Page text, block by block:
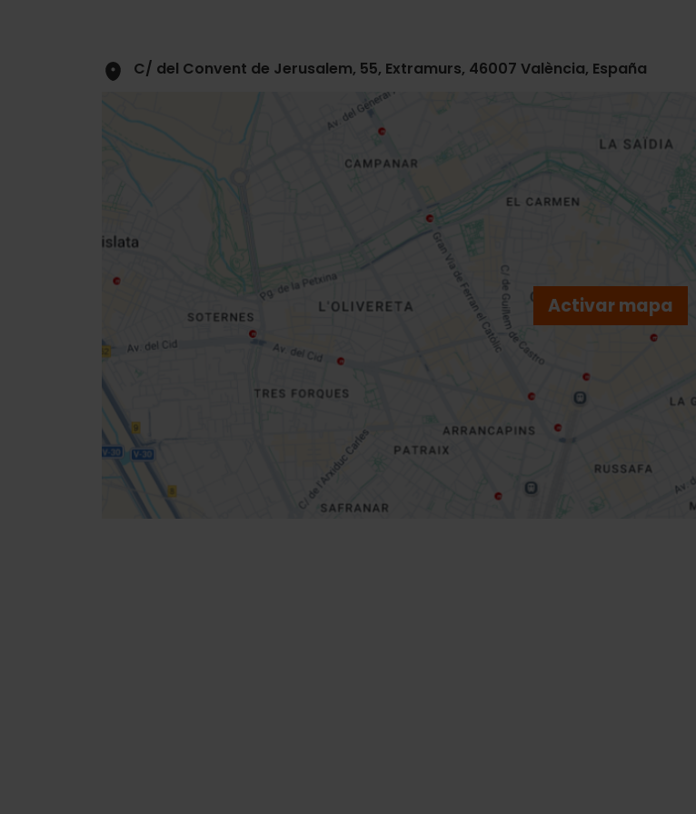
C/ del Convent de Jerusalem, 55, Extramurs, 46007 València, España
Activar mapa
Cómo llegar
sidebar